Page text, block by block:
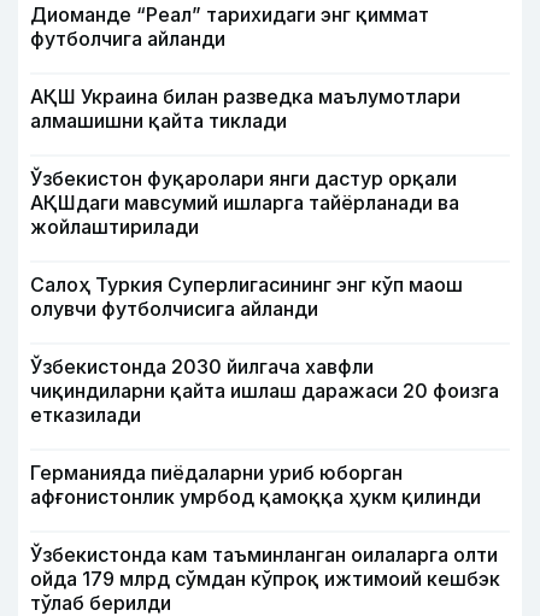
Диоманде “Реал” тарихидаги энг қиммат
футболчига айланди
АҚШ Украина билан разведка маълумотлари
алмашишни қайта тиклади
Ўзбекистон фуқаролари янги дастур орқали
АҚШдаги мавсумий ишларга тайёрланади ва
жойлаштирилади
Салоҳ Туркия Суперлигасининг энг кўп маош
олувчи футболчисига айланди
Ўзбекистонда 2030 йилгача хавфли
чиқиндиларни қайта ишлаш даражаси 20 фоизга
етказилади
Германияда пиёдаларни уриб юборган
афғонистонлик умрбод қамоққа ҳукм қилинди
Ўзбекистонда кам таъминланган оилаларга олти
ойда 179 млрд сўмдан кўпроқ ижтимоий кешбэк
тўлаб берилди